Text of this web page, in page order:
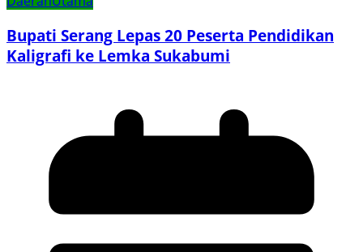
Bupati Serang Lepas 20 Peserta Pendidikan
Kaligrafi ke Lemka Sukabumi